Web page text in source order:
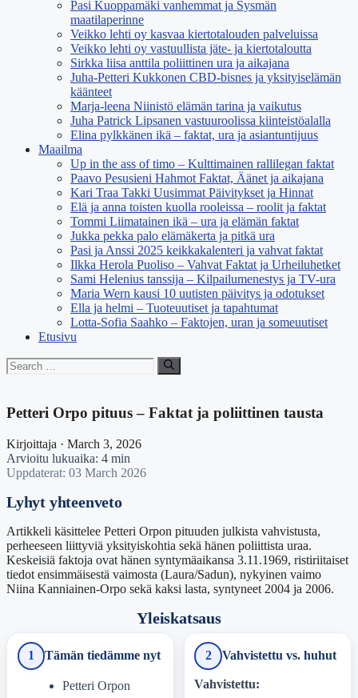
Pasi Kuoppamäki vanhemmat ja Sysmän
maatilaperinne
Veikko lehti oy kasvaa kiertotalouden palveluissa
Veikko lehti oy vastuullista jäte- ja kiertotaloutta
Sirkka liisa anttila poliittinen ura ja aikajana
Juha-Petteri Kukkonen CBD-bisnes ja yksityiselämän
käänteet
Marja-leena Niinistö elämän tarina ja vaikutus
Juha Patrick Lipsanen vastuuroolissa kiinteistöalalla
Elina pylkkänen ikä – faktat, ura ja asiantuntijuus
Maailma
Up in the ass of timo – Kulttimainen rallilegan faktat
Paavo Pesusieni Hahmot Faktat, Äänet ja aikajana
Kari Traa Takki Uusimmat Päivitykset ja Hinnat
Elä ja anna toisten kuolla rooleissa – roolit ja faktat
Tommi Liimatainen ikä – ura ja elämän faktat
Jukka pekka palo elämäkerta ja pitkä ura
Pasi ja Anssi 2025 keikkakalenteri ja vahvat faktat
Ilkka Herola Puoliso – Vahvat Faktat ja Urheiluhetket
Sami Helenius tanssija – Kilpailumenestys ja TV-ura
Maria Wern kausi 10 uutisten päivitys ja odotukset
Ella ja helmi – Tuoteuutiset ja tapahtumat
Lotta-Sofia Saahko – Faktojen, uran ja someuutiset
Etusivu
Search
for:
Petteri Orpo pituus – Faktat ja poliittinen tausta
Kirjoittaja · March 3, 2026
Arvioitu lukuaika: 4 min
Uppdaterat: 03 March 2026
Lyhyt yhteenveto
Artikkeli käsittelee Petteri Orpon pituuden julkista vahvistusta,
perheeseen liittyviä yksityiskohtia sekä hänen poliittista uraa.
Keskeisiä faktoja ovat hänen syntymäaikansa 3.11.1969, ristiriitaiset
tiedot ensimmäisestä vaimosta (Laura/Sadun), nykyinen vaimo
Niina Kanniainen-Orpo sekä kaksi lasta, syntyneet 2004 ja 2006.
Yleiskatsaus
1 Tämän tiedämme nyt
Petteri Orpon
2 Vahvistettu vs. huhut
Vahvistettu: